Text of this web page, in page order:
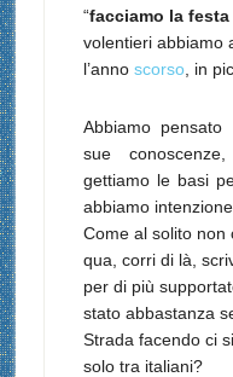
“facciamo la
volentieri abbiamo
l’anno scorso, in
Abbiamo
sue
gettiamo le basi
abbiamo
Come al solito non
qua, corri di là,
per di più
stato abbastanza
Strada facendo ci
solo tra italiani?